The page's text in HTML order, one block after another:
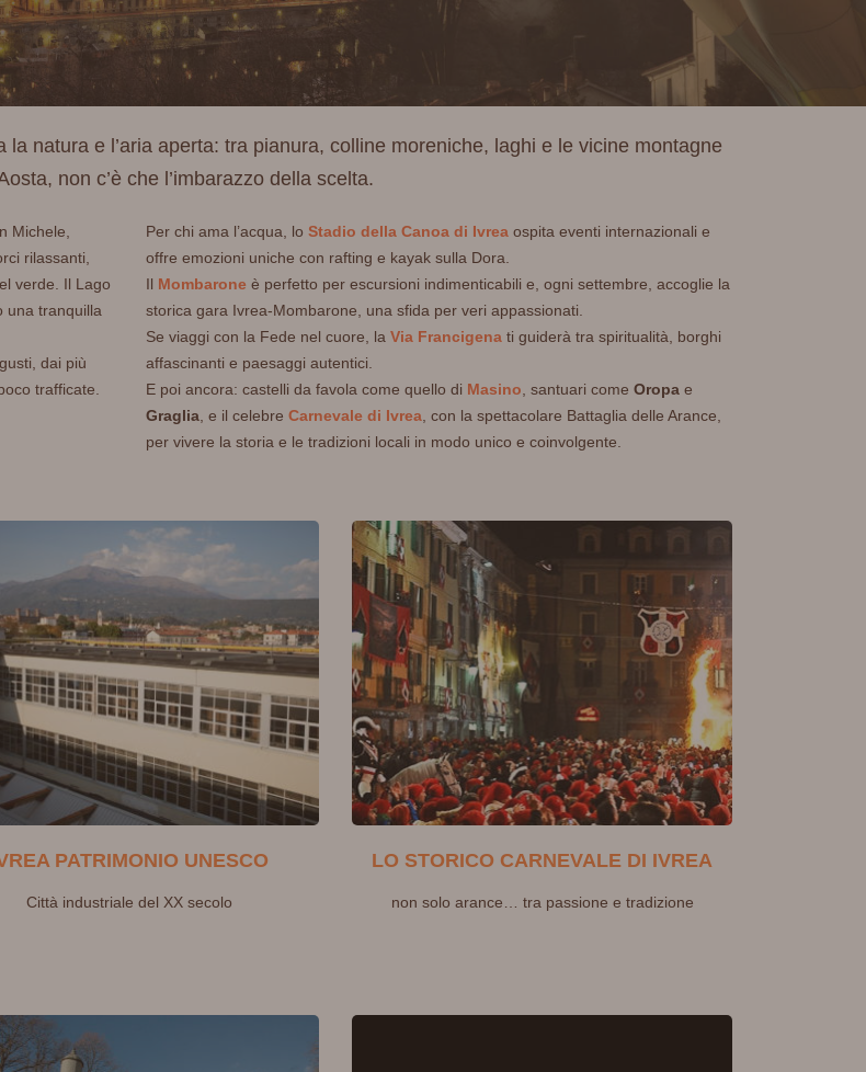
natura e l’aria aperta: tra pianura, colline moreniche, laghi e le vicine montagne
non c’è che l’imbarazzo della scelta.
Michele,
rilassanti,
verde. Il Lago
una tranquilla
dai più
trafficate.
Per chi ama l’acqua, lo Stadio della Canoa di Ivrea ospita eventi internazionali e
offre emozioni uniche con rafting e kayak sulla Dora.
Il Mombarone è perfetto per escursioni indimenticabili e, ogni settembre, accoglie la
storica gara Ivrea-Mombarone, una sfida per veri appassionati.
Se viaggi con la Fede nel cuore, la Via Francigena ti guiderà tra spiritualità, borghi
affascinanti e paesaggi autentici.
E poi ancora: castelli da favola come quello di Masino , santuari come Oropa e
Graglia , e il celebre Carnevale di Ivrea , con la spettacolare Battaglia delle Arance,
per vivere la storia e le tradizioni locali in modo unico e coinvolgente.
PATRIMONIO UNESCO
Città industriale del XX secolo
LO STORICO CARNEVALE DI IVREA
non solo arance… tra passione e tradizione